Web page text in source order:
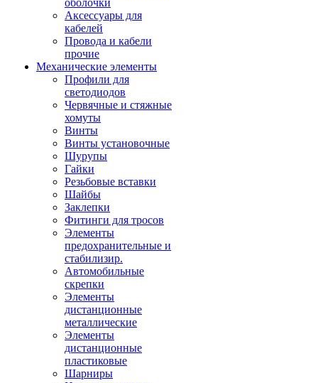
оболочки
Аксессуары для
кабелей
Провода и кабели
прочие
Механические элементы
Профили для
светодиодов
Червячные и стяжные
хомуты
Винты
Винты установочные
Шурупы
Гайки
Резьбовые вставки
Шайбы
Заклепки
Фитинги для тросов
Элементы
предохранительные и
стабилизир.
Автомобильные
скрепки
Элементы
дистанционные
металлические
Элементы
дистанционные
пластиковые
Шарниры